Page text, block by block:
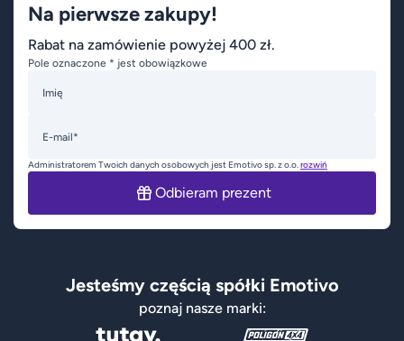
Na pierwsze zakupy!
Rabat na zamówienie powyżej 400 zł.
Pole oznaczone * jest obowiązkowe
Imię
E-mail*
Administratorem Twoich danych osobowych jest Emotivo sp. z o.o.rozwiń
Odbieram prezent
Jesteśmy częścią spółki Emotivo
poznaj nasze marki: